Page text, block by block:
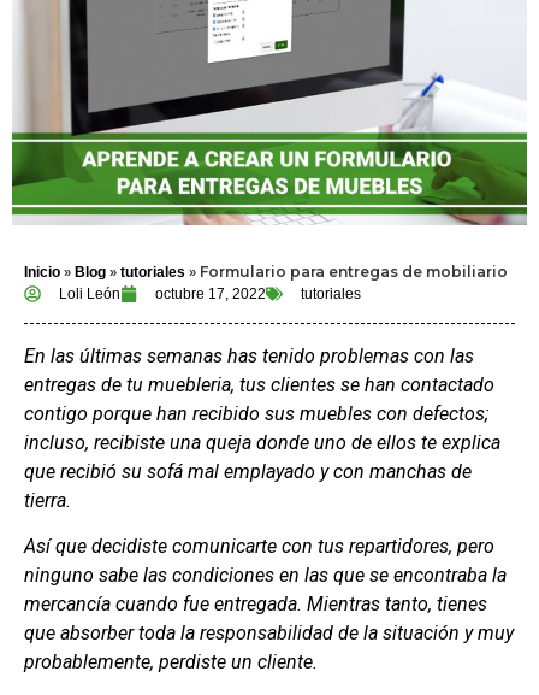
Inicio » Blog » tutoriales » Formulario para entregas de mobiliario
Loli León octubre 17, 2022 tutoriales
En las últimas semanas has tenido problemas con las
entregas de tu muebleria, tus clientes se han contactado
contigo porque han recibido sus muebles con defectos;
incluso, recibiste una queja donde uno de ellos te explica
que recibió su sofá mal emplayado y con manchas de
tierra.
Así que decidiste comunicarte con tus repartidores, pero
ninguno sabe las condiciones en las que se encontraba la
mercancía cuando fue entregada. Mientras tanto, tienes
que absorber toda la responsabilidad de la situación y muy
probablemente, perdiste un cliente.